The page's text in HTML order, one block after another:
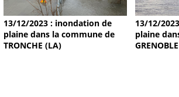
13/12/2023 : inondation de
plaine dans la commune de
TRONCHE (LA)
13/12/
plaine
GRENOBLE